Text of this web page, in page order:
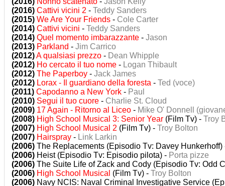
(2016) Cattivi vicini 2 - Teddy Sanders
(2015) We Are Your Friends - Cole Carter
(2014) Cattivi vicini - Teddy Sanders
(2014) Quel momento imbarazzante - Jason
(2013) Parkland - Jim Carrico
(2012)A qualsiasi prezzo - Dean Whipple
(2012) Ho cercato il tuo nome - Logan Thibault
(2012) The Paperboy - Jack James
(2012) Lorax - Il guardiano della foresta - Ted (voce)
(2011) Capodanno a New York - Paul
(2010) Segui il tuo cuore - Charlie St. Cloud
(2009) 17 Again - Ritorno al Liceo - Mike O' Donnell
(2008) High School Musical 3: Senior Year (Film Tv) - Troy
(2007) High School Musical 2 (Film Tv) - Troy Bolton
(2007) Hairspray - Link Larkin
(2006) The Replacements (Episodio Tv: Davey
(2006) Heist (Episodio Tv: Episodio pilota) - Porta pizze
(2006) The Suite Life of Zack and Cody (Episodio Tv: Odd
(2006) High School Musical (Film Tv) - Troy Bolton
(2006) Navy NCIS: Naval Criminal Investigative Service